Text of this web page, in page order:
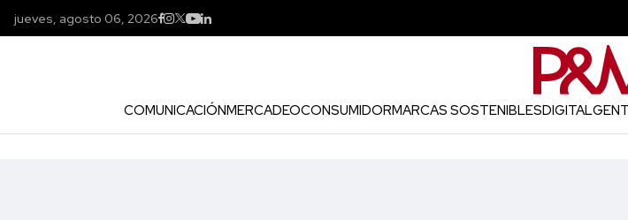
jueves, agosto 06, 2026
COMUNICACIÓNMERCADEOCONSUMIDORMARCAS SOSTENIBLESDIGITAL